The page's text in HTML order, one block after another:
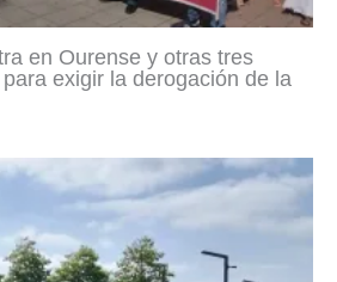
en Ourense y otras tres
exigir la derogación de la